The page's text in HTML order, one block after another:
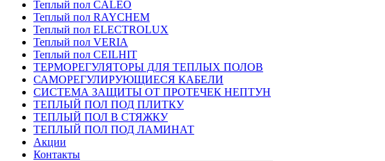
Теплый пол CALEO
Теплый пол RAYCHEM
Теплый пол ELECTROLUX
Теплый пол VERIA
Теплый пол CEILHIT
ТЕРМОРЕГУЛЯТОРЫ ДЛЯ ТЕПЛЫХ ПОЛОВ
САМОРЕГУЛИРУЮЩИЕСЯ КАБЕЛИ
СИСТЕМА ЗАЩИТЫ ОТ ПРОТЕЧЕК НЕПТУН
ТЕПЛЫЙ ПОЛ ПОД ПЛИТКУ
ТЕПЛЫЙ ПОЛ В СТЯЖКУ
ТЕПЛЫЙ ПОЛ ПОД ЛАМИНАТ
Акции
Контакты